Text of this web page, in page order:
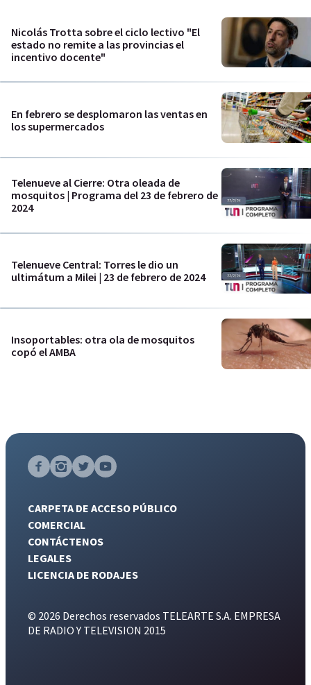
Nicolás Trotta sobre el ciclo lectivo "El
estado no remite a las provincias el
incentivo docente"
En febrero se desplomaron las ventas en
los supermercados
Telenueve al Cierre: Otra oleada de
mosquitos | Programa del 23 de febrero de
2024
Telenueve Central: Torres le dio un
ultimátum a Milei | 23 de febrero de 2024
Insoportables: otra ola de mosquitos
copó el AMBA
CARPETA DE ACCESO PÚBLICO
COMERCIAL
CONTÁCTENOS
LEGALES
LICENCIA DE RODAJES
© 2026 Derechos reservados TELEARTE S.A. EMPRESA
DE RADIO Y TELEVISION 2015